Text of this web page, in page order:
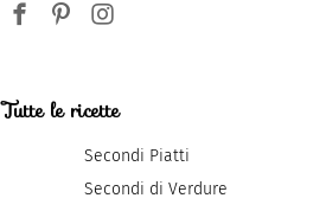
Tutte le ricette
Secondi Piatti
Secondi di Verdure